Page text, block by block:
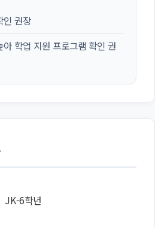
인 권장
학업 지원 프로그램 확인 권
JK-6학년